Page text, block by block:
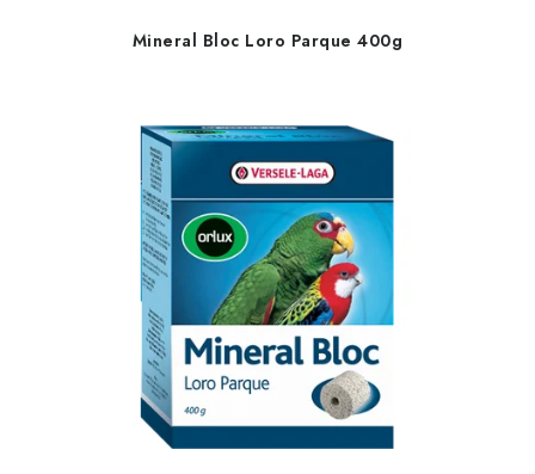
Mineral Bloc Loro Parque 400g